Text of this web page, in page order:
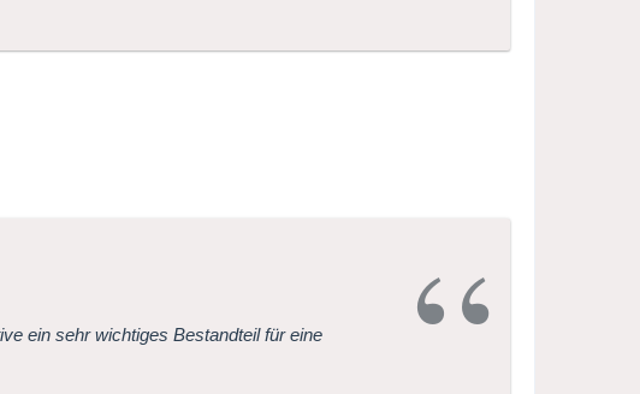
ein sehr wichtiges Bestandteil für eine